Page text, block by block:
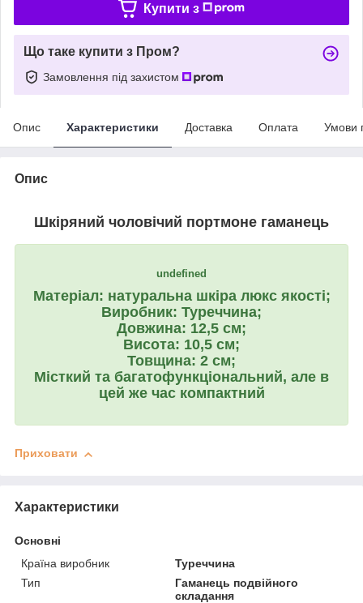
Купити з
Що таке купити з Пром?
Замовлення під захистом
Опис Характеристики Доставка Оплата Умови
Опис
Шкіряний чоловічий портмоне гаманець
undefined
Матеріал: натуральна шкіра люкс якості;
Виробник: Туреччина;
Довжина: 12,5 см;
Висота: 10,5 см;
Товщина: 2 см;
Місткий та багатофункціональний, але в
цей же час компактний
Приховати
Характеристики
Основні
Країна виробник
Туреччина
Тип
Гаманець подвійного
складання